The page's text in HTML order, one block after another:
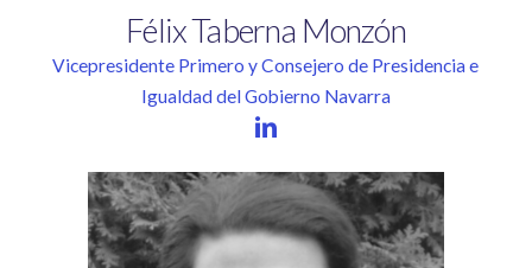
FélixTaberna Monzón
Vicepresidente Primero y Consejero de Presidencia e
Igualdad del Gobierno Navarra